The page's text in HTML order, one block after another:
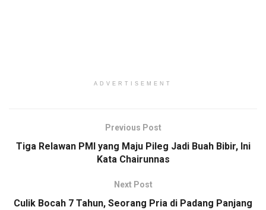
ADVERTISEMENT
Previous Post
Tiga Relawan PMI yang Maju Pileg Jadi Buah Bibir, Ini
Kata Chairunnas
Next Post
Culik Bocah 7 Tahun, Seorang Pria di Padang Panjang